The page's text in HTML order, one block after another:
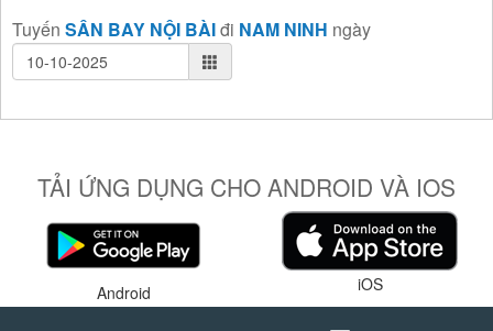
Tuyến SÂN BAY NỘI BÀIđi NAM NINH ngày
TẢI ỨNG DỤNG CHO ANDROID VÀ IOS
Android iOS